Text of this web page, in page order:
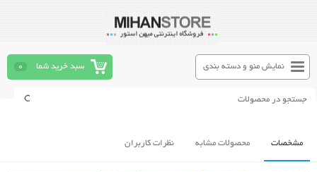
سبد خرید شما 0 نمایش منو و دسته بندی
مشخصات محصولات مشابه نظرات کاربران